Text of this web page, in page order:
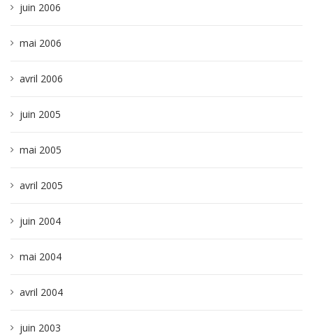
juin 2006
mai 2006
avril 2006
juin 2005
mai 2005
avril 2005
juin 2004
mai 2004
avril 2004
juin 2003